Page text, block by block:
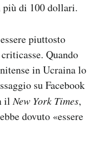
più di 100 dollari.
piuttosto
Quando
in Ucraina lo
su Facebook
ilNew York Times,
dovuto «essere